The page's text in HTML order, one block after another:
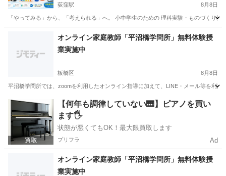
荻窪駅 8月8日
「やってみる」から、「考えられる」へ。 小中学生のための 理科実験・ものづくり
荻窪駅 塾 データ分析
オンライン家庭教師「平沼橋学問所」無料体験授
業実施中
板橋区 8月8日
平沼橋学問所では、zoomを利用したオンライン指導に加えて、LINE・メール等を利
東京 板橋区 家庭教師 無料
【何年も調律していない🎹】ピアノを買い
ます🖐️
状態が悪くてもOK！最大限買取します
プリフラ Ad
オンライン家庭教師「平沼橋学問所」無料体験授
業実施中